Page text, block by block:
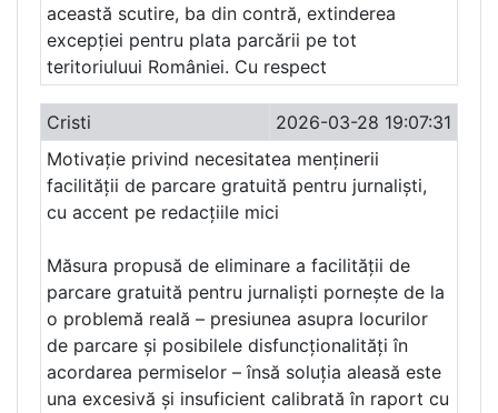
această scutire, ba din contră, extinderea
excepției pentru plata parcării pe tot
teritoriuluui României. Cu respect
Cristi
2026-03-28 19:07:31
Motivație privind necesitatea menținerii
facilității de parcare gratuită pentru jurnaliști,
cu accent pe redacțiile mici
Măsura propusă de eliminare a facilității de
parcare gratuită pentru jurnaliști pornește de la
o problemă reală – presiunea asupra locurilor
de parcare și posibilele disfuncționalități în
acordarea permiselor – însă soluția aleasă este
una excesivă și insuficient calibrată în raport cu